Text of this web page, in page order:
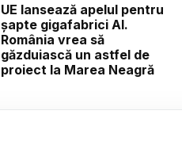
UE lansează apelul pentru
șapte gigafabrici AI.
România vrea să
găzduiască un astfel de
proiect la Marea Neagră